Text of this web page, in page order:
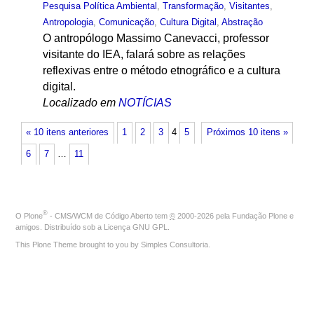
Pesquisa Política Ambiental , Transformação, Visitantes,
Antropologia, Comunicação, Cultura Digital , Abstração
O antropólogo Massimo Canevacci, professor
visitante do IEA, falará sobre as relações
reflexivas entre o método etnográfico e a cultura
digital.
Localizado em NOTÍCIAS
« 10 itens anteriores Próximos 10 itens »
1 2 3 4 5
6 7 … 11
O Plone® - CMS/WCM de Código Aberto tem © 2000-2026 pela Fundação Plone e
amigos. Distribuído sob a Licença GNU GPL
This Plone Theme brought to you by Simples Consultoria